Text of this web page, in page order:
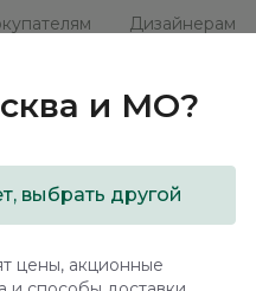
Дизайнерам
Распродажа
Practic NK174.12
и МО?
выбрать другой
цены, акционные